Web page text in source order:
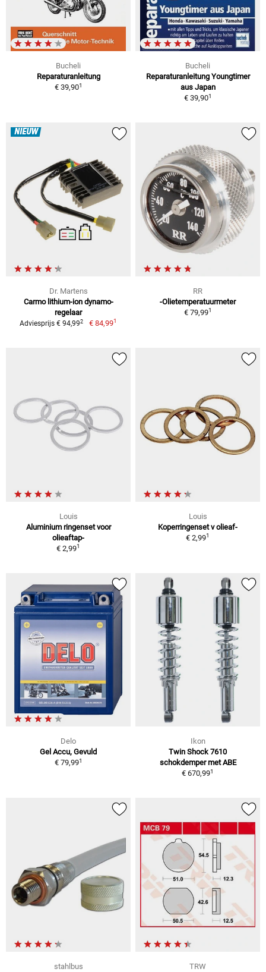
Bucheli
Reparaturanleitung
€ 39,901
Bucheli
Reparaturanleitung Youngtimer
aus Japan
€ 39,901
NIEUW
Dr. Martens
Carmo lithium-ion dynamo-
regelaar
Adviesprijs € 94,992 € 84,991
RR
-Olietemperatuurmeter
€ 79,991
Louis
Aluminium ringenset voor
olieaftap-
€ 2,991
Louis
Koperringenset v olieaf-
€ 2,991
Delo
Gel Accu, Gevuld
€ 79,991
Ikon
Twin Shock 7610
schokdemper met ABE
€ 670,991
stahlbus
TRW